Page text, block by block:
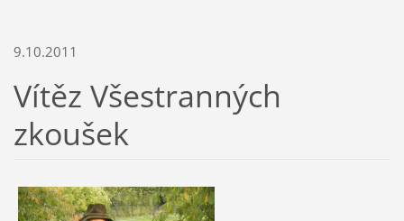
9.10.2011
Vítěz Všestranných
zkoušek